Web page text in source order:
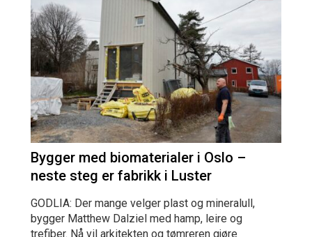
Bygger med biomaterialer i Oslo –
neste steg er fabrikk i Luster
GODLIA: Der mange velger plast og mineralull,
bygger Matthew Dalziel med hamp, leire og
trefiber. Nå vil arkitekten og tømreren gjøre